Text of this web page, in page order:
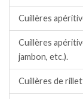
Cuillères
Cuillères
jambon, etc.).
Cuillères de